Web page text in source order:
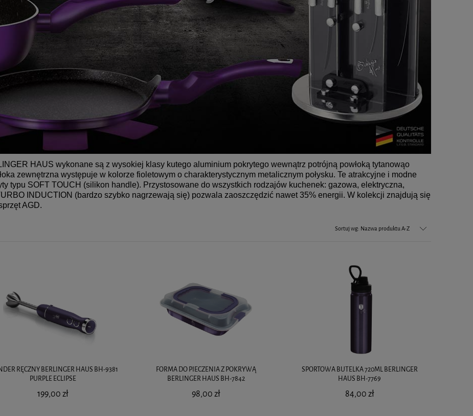
HAUS wykonane są z wysokiej klasy kutego aluminium pokrytego wewnątrz potrójną powłoką tytanowąo
zewnętrzna występuje w kolorze fioletowym o charakterystycznym metalicznym połysku. Te atrakcyjne i modne
typu SOFT TOUCH (silikon handle). Przystosowane do wszystkich rodzajów kuchenek: gazowa, elektryczna,
INDUCTION (bardzo szybko nagrzewają się) pozwala zaoszczędzić nawet 35% energii. W kolekcji znajdują się
AGD.
Sortuj wg: Nazwa produktu A-Z
RĘCZNY BERLINGER HAUS BH-9381
PURPLE ECLIPSE
199,00 zł
FORMA DO PIECZENIA Z POKRYWĄ
BERLINGER HAUS BH-7842
98,00 zł
SPORTOWA BUTELKA 720ML BERLINGER
HAUS BH-7769
84,00 zł